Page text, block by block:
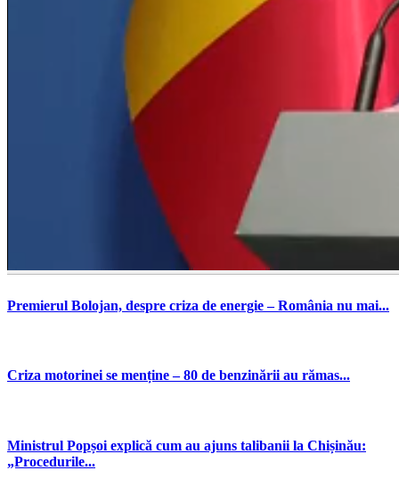
Premierul Bolojan, despre criza de energie – România nu mai...
Criza motorinei se menține – 80 de benzinării au rămas...
Ministrul Popșoi explică cum au ajuns talibanii la Chișinău:
„Procedurile...